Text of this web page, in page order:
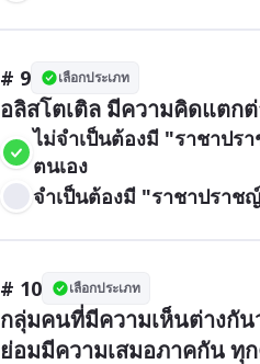
# 9 เลือกประเภท
อลิสโตเติล มีความคิดแตกต่
ไม่จำเป็นต้องมี "ราชาป
ตนเอง
จำเป็นต้องมี "ราชาปราช
# 10 เลือกประเภท
กลุ่มคนที่มีความเห็นต่างกั
ย่อมมีความเสมอภาคกัน ทุ